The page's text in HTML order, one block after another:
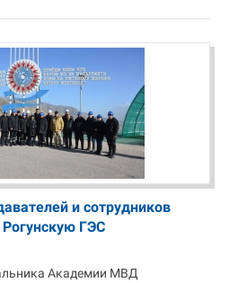
и сотрудников
ГЭС
Академии МВД